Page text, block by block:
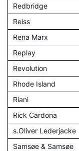
Redbridge
Reiss
Rena Marx
Replay
Revolution
Rhode Island
Riani
Rick Cardona
s.Oliver Lederjacke
Samsøe & Samsøe